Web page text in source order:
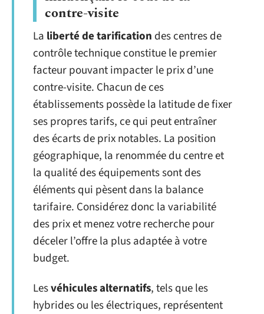
contre-visite
La liberté de tarification des centres de
contrôle technique constitue le premier
facteur pouvant impacter le prix d’une
contre-visite. Chacun de ces
établissements possède la latitude de fixer
ses propres tarifs, ce qui peut entraîner
des écarts de prix notables. La position
géographique, la renommée du centre et
la qualité des équipements sont des
éléments qui pèsent dans la balance
tarifaire. Considérez donc la variabilité
des prix et menez votre recherche pour
déceler l’offre la plus adaptée à votre
budget.
Lesvéhicules alternatifs, tels que les
hybrides ou les électriques, représentent